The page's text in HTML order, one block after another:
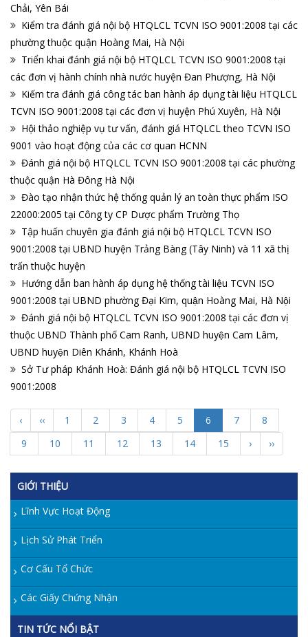
Chải, Yên Bái
Kiểm tra đánh giá nội bộ HTQLCL TCVN ISO 9001:2008 tại các
phường thuộc quận Hoàng Mai, Hà Nội
Triển khai đánh giá nội bộ HTQLCL TCVN ISO 9001:2008 tại
các đơn vị hành chính nhà nước huyện Đan Phượng, Hà Nội
Kiếm tra đánh giá công tác ban hành áp dụng tài liệu HTQLCL
TCVN ISO 9001:2008 tại các đơn vị huyện Phú Xuyên, Hà Nội
Hội thảo nghiệp vụ tư vấn, đánh giá HTQLCL theo TCVN ISO
9001 vào hoạt động của các cơ quan HCNN
Đánh giá nội bộ HTQLCL TCVN ISO 9001:2008 tại các phường
thuộc quận Hà Đông Hà Nội
Đào tạo nhận thức hệ thống quản lý an toàn thực phẩm ISO
22000:2005 tại Công ty CP Dược phẩm Trường Thọ
Tập huấn chuyên gia đánh giá nội bộ HTQLCL TCVN ISO
9001:2008 tại UBND huyện Trảng Bàng (Tây Ninh) và 11 xã thị
trấn thuộc huyện
Hướng dẫn ban hành áp dụng hệ thống tài liệu TCVN ISO
9001:2008 tại UBND phường Đại Kim, quận Hoàng Mai, Hà Nội
Đánh giá nội bộ HTQLCL TCVN ISO 9001:2008 tại các đơn vị
thuộc UBND Thành phố Cam Ranh, UBND huyện Cam Lâm,
UBND huyện Diên Khánh, Khánh Hoà
Sở Tư pháp Khánh Hoà: Đánh giá nội bộ HTQLCL TCVN ISO
9001:2008
‹ ‹‹ 1 2 3 4 5 6 7
8
9
10 11 12 13 14 15 › ››
GIỚI THIỆU
Lĩnh Vực Hoạt Động
Lịch Sử Phát Triển
Cơ Cấu Tổ Chức
Các Giấy Chứng Nhận
TIN TỨC NỔI BẬT